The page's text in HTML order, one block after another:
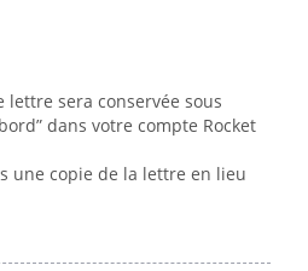
lettre sera conservée sous
dans votre compte Rocket
une copie de la lettre en lieu